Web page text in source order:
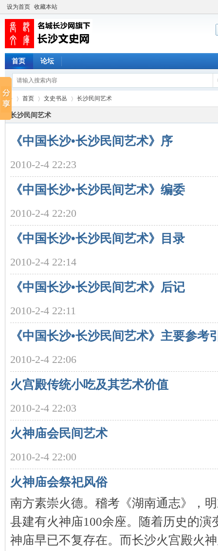
设为首页 收藏本站
首页 论坛
首页 文史书丛
›
长沙民间艺术
长沙民间艺术
《中国长沙•长沙民间艺术》序
2010-2-4 22:23
《中国长沙•长沙民间艺术》编委
2010-2-4 22:20
《中国长沙•长沙民间艺术》目录
2010-2-4 22:14
《中国长沙•长沙民间艺术》后记
2010-2-4 22:11
《中国长沙•长沙民间艺术》主要参考
2010-2-4 22:06
火宫殿传统小吃及其艺术价值
2010-2-4 22:03
火神庙会民间艺术
2010-2-4 22:00
火神庙会祭祀风俗
南方素崇火德。稽考《湖南通志》，
县建有火神庙100余座。随着历史的演
神庙早已不复存在。而长沙火宫殿火